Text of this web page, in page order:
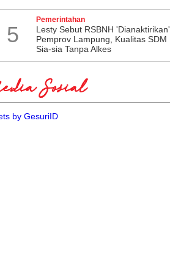
5
Pemerintahan
Lesty Sebut RSBNH 'Dianaktirikan'
Pemprov Lampung, Kualitas SDM
Sia-sia Tanpa Alkes
Sosial
by GesuriID